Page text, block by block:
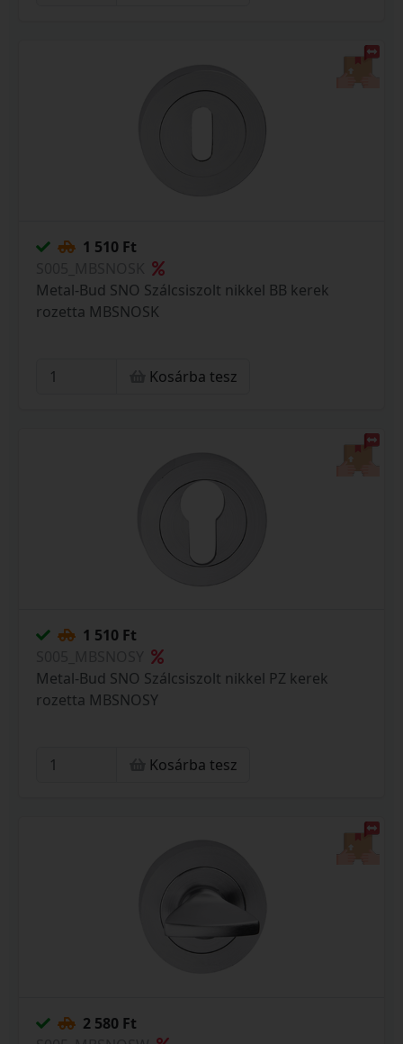
1 510 Ft
Metal-Bud SNO Szálcsiszolt nikkel BB kerek
rozetta MBSNOSK
Kosárba tesz
1 510 Ft
Metal-Bud SNO Szálcsiszolt nikkel PZ kerek
rozetta MBSNOSY
Kosárba tesz
2 580 Ft